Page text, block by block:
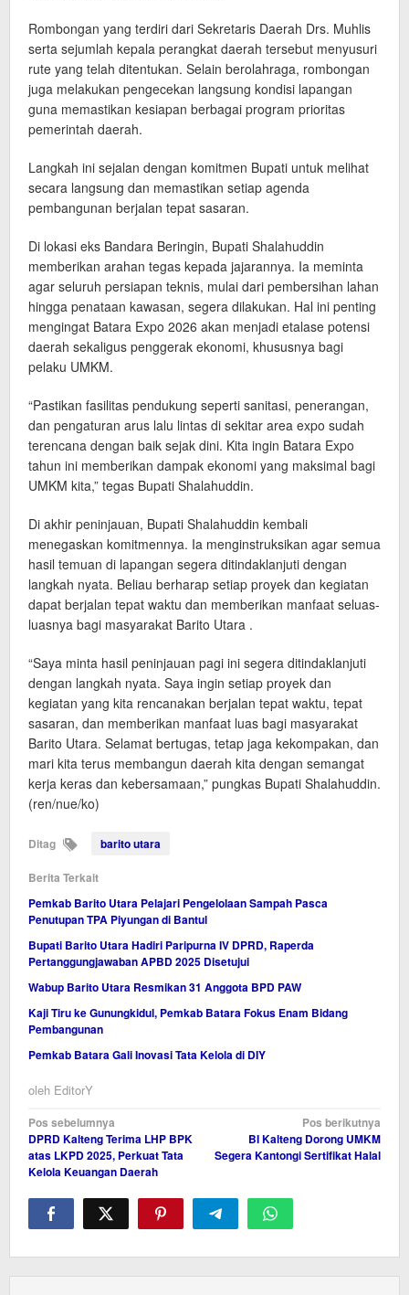
Rombongan yang terdiri dari Sekretaris Daerah Drs. Muhlis
serta sejumlah kepala perangkat daerah tersebut menyusuri
rute yang telah ditentukan. Selain berolahraga, rombongan
juga melakukan pengecekan langsung kondisi lapangan
guna memastikan kesiapan berbagai program prioritas
pemerintah daerah.
Langkah ini sejalan dengan komitmen Bupati untuk melihat
secara langsung dan memastikan setiap agenda
pembangunan berjalan tepat sasaran.
Di lokasi eks Bandara Beringin, Bupati Shalahuddin
memberikan arahan tegas kepada jajarannya. Ia meminta
agar seluruh persiapan teknis, mulai dari pembersihan lahan
hingga penataan kawasan, segera dilakukan. Hal ini penting
mengingat Batara Expo 2026 akan menjadi etalase potensi
daerah sekaligus penggerak ekonomi, khususnya bagi
pelaku UMKM.
“Pastikan fasilitas pendukung seperti sanitasi, penerangan,
dan pengaturan arus lalu lintas di sekitar area expo sudah
terencana dengan baik sejak dini. Kita ingin Batara Expo
tahun ini memberikan dampak ekonomi yang maksimal bagi
UMKM kita,” tegas Bupati Shalahuddin.
Di akhir peninjauan, Bupati Shalahuddin kembali
menegaskan komitmennya. Ia menginstruksikan agar semua
hasil temuan di lapangan segera ditindaklanjuti dengan
langkah nyata. Beliau berharap setiap proyek dan kegiatan
dapat berjalan tepat waktu dan memberikan manfaat seluas-
luasnya bagi masyarakat Barito Utara .
“Saya minta hasil peninjauan pagi ini segera ditindaklanjuti
dengan langkah nyata. Saya ingin setiap proyek dan
kegiatan yang kita rencanakan berjalan tepat waktu, tepat
sasaran, dan memberikan manfaat luas bagi masyarakat
Barito Utara. Selamat bertugas, tetap jaga kekompakan, dan
mari kita terus membangun daerah kita dengan semangat
kerja keras dan kebersamaan,” pungkas Bupati Shalahuddin.
(ren/nue/ko)
Ditag barito utara
Berita Terkait
Pemkab Barito Utara Pelajari Pengelolaan Sampah Pasca
Penutupan TPA Piyungan di Bantul
Bupati Barito Utara Hadiri Paripurna IV DPRD, Raperda
Pertanggungjawaban APBD 2025 Disetujui
Wabup Barito Utara Resmikan 31 Anggota BPD PAW
Kaji Tiru ke Gunungkidul, Pemkab Batara Fokus Enam Bidang
Pembangunan
Pemkab Batara Gali Inovasi Tata Kelola di DIY
oleh EditorY
Navigasi
pos
Pos sebelumnya
DPRD Kalteng Terima LHP BPK
atas LKPD 2025, Perkuat Tata
Kelola Keuangan Daerah
Pos berikutnya
BI Kalteng Dorong UMKM
Segera Kantongi Sertifikat Halal